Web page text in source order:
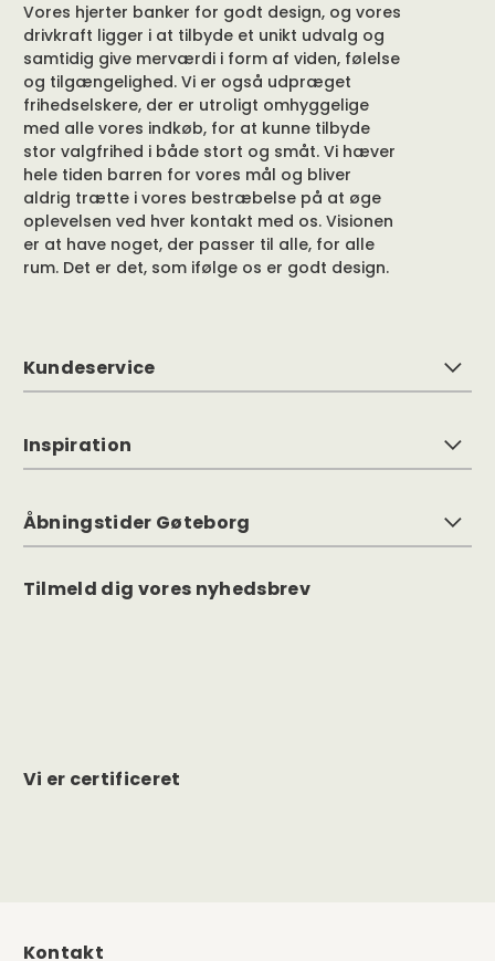
Vores hjerter banker for godt design, og vores
drivkraft ligger i at tilbyde et unikt udvalg og
samtidig give merværdi i form af viden, følelse
og tilgængelighed. Vi er også udpræget
frihedselskere, der er utroligt omhyggelige
med alle vores indkøb, for at kunne tilbyde
stor valgfrihed i både stort og småt. Vi hæver
hele tiden barren for vores mål og bliver
aldrig trætte i vores bestræbelse på at øge
oplevelsen ved hver kontakt med os. Visionen
er at have noget, der passer til alle, for alle
rum. Det er det, som ifølge os er godt design.
Kundeservice
Inspiration
Åbningstider Gøteborg
Tilmeld dig vores nyhedsbrev
Vi er certificeret
Kontakt